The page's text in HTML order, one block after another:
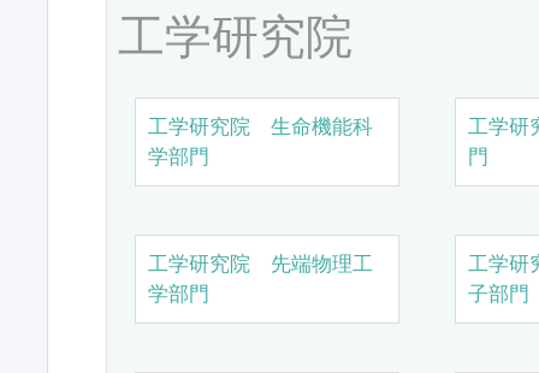
工学研究院
工学研究院 生命機能科
学部門
工学研
門
工学研究院 先端物理工
学部門
工学研
子部門